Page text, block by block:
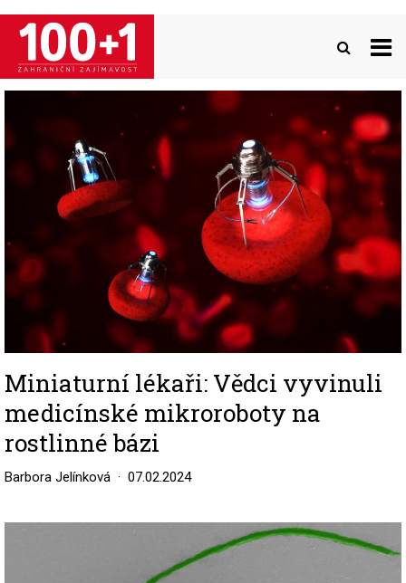
Přejít
hlavnímu
obsahu
Miniaturní lékaři: Vědci vyvinuli
medicínské mikroroboty na
rostlinné bázi
Barbora Jelínková 07.02.2024